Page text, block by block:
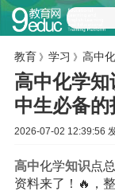
教育 》 学习 》 高中
高中化学
中生必备的
2026-07-02 12:39:56
高中化学知识点
资料来了！🔥，